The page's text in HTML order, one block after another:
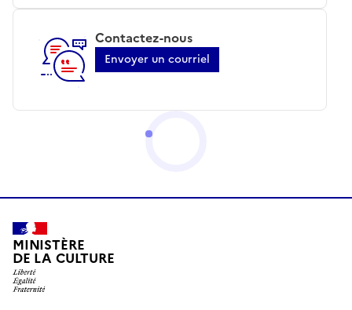
Contactez-nous
Envoyer un courriel
MINISTÈRE
DE LA CULTURE